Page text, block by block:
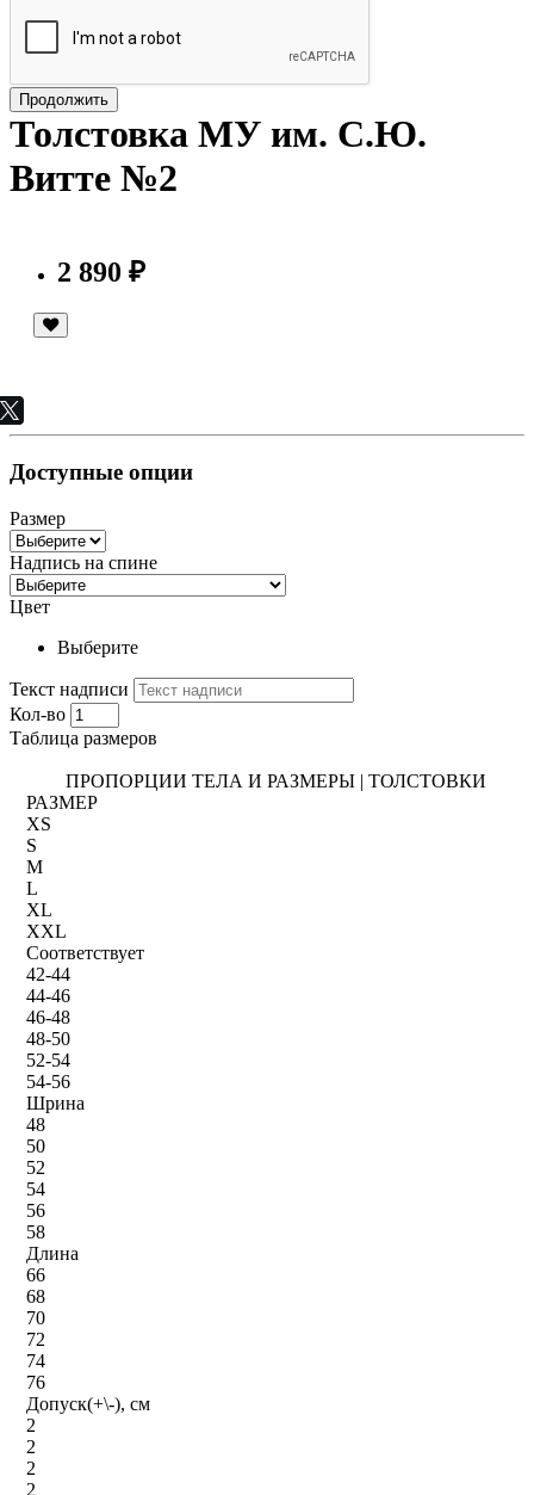
Продолжить
Толстовка МУ им. C.Ю.
Витте №2
2 890 ₽
Доступные опции
Размер
Надпись на спине
Цвет
Выберите
Текст надписи
Кол-во
Таблица размеров
ПРОПОРЦИИ ТЕЛА И РАЗМЕРЫ | ТОЛСТОВКИ
РАЗМЕР
XS
S
M
L
XL
XXL
Соответствует
42-44
44-46
46-48
48-50
52-54
54-56
Шрина
48
50
52
54
56
58
Длина
66
68
70
72
74
76
Допуск(+\-), см
2
2
2
2